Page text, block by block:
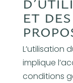
et
L’utilisation
implique
conditions